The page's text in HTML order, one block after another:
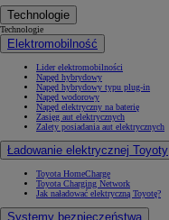
Technologie
Technologie
Elektromobilność
Lider elektromobilności
Napęd hybrydowy
Napęd hybrydowy typu plug-in
Napęd wodorowy
Napęd elektryczny na baterię
Zasięg aut elektrycznych
Zalety posiadania aut elektrycznych
Ładowanie elektrycznej Toyoty
Toyota HomeCharge
Toyota Charging Network
Jak naładować elektryczną Toyotę?
Systemy bezpieczeństwa